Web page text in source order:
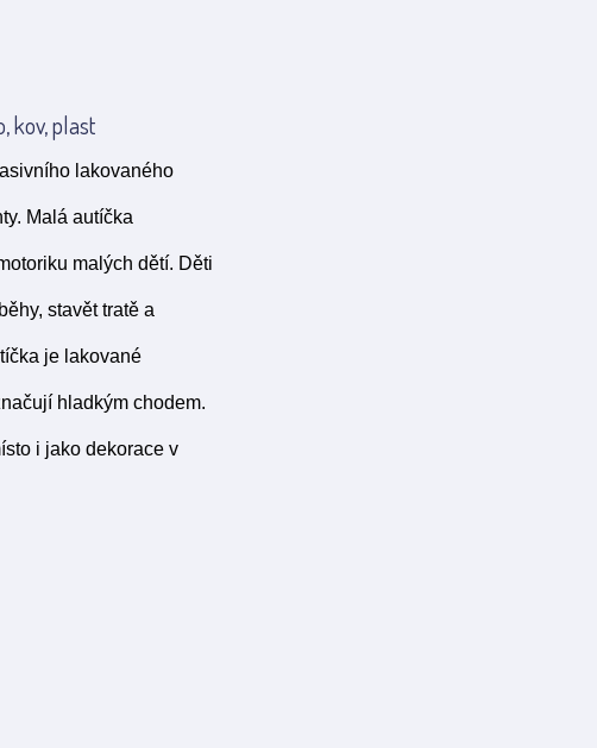
kov, plast
lakovaného
Malá autíčka
malých dětí. Děti
stavět tratě a
je lakované
hladkým chodem.
i jako dekorace v